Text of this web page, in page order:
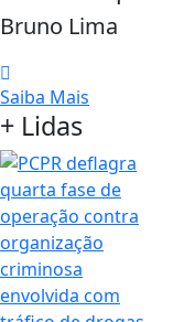
Bruno Lima
Saiba Mais
+ Lidas